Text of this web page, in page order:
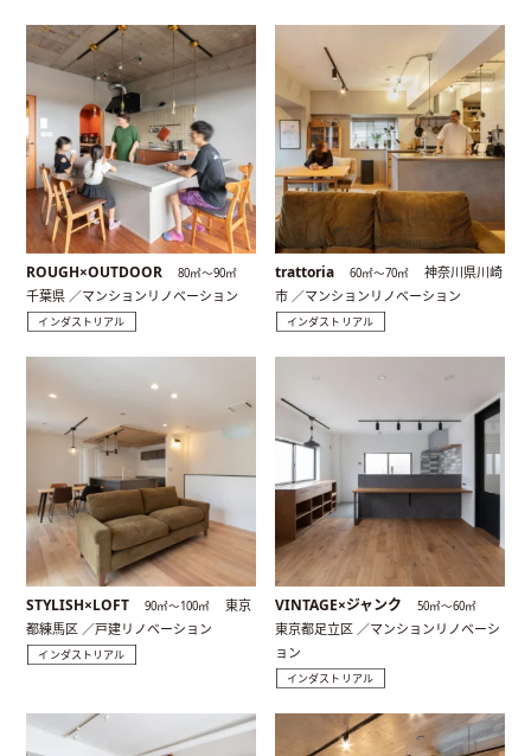
ROUGH×OUTDOOR 80㎡〜90㎡
千葉県 ／マンションリノベーション
インダストリアル
trattoria 60㎡〜70㎡
神奈川県川崎
市 ／マンションリノベーション
インダストリアル
STYLISH×LOFT 90㎡〜100㎡
東京
都練馬区 ／戸建リノベーション
インダストリアル
VINTAGE×ジャンク 50㎡〜60㎡
東京都足立区 ／マンションリノベーシ
ョン
インダストリアル